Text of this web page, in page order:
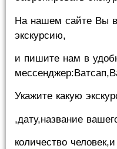
На нашем сайте Вы
экскурсию,
и пишите нам в
Укажите какую
,дату,название
количество